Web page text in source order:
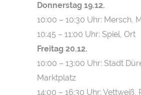
Donnerstag 19.12.
10:00 – 10:30 Uhr: Mersch,
10:45 – 11:00 Uhr: Spiel, Ort
Freitag 20.12.
10:00 – 13:00 Uhr: Stadt
Marktplatz
14:00 – 16:30 Uhr: Vettweiß,